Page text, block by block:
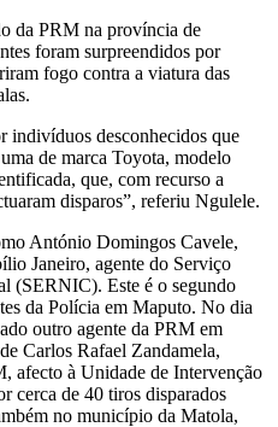
da PRM na província de
foram surpreendidos por
fogo contra a viatura das
indivíduos desconhecidos que
de marca Toyota, modelo
que, com recurso a
disparos”, referiu Ngulele.
António Domingos Cavele,
Janeiro, agente do Serviço
(SERNIC). Este é o segundo
da Polícia em Maputo. No dia
outro agente da PRM em
Carlos Rafael Zandamela,
afecto à Unidade de Intervenção
cerca de 40 tiros disparados
no município da Matola,